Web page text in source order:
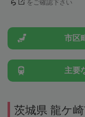
ら
をご確認下さい
市区
主要
茨城県 龍ケ